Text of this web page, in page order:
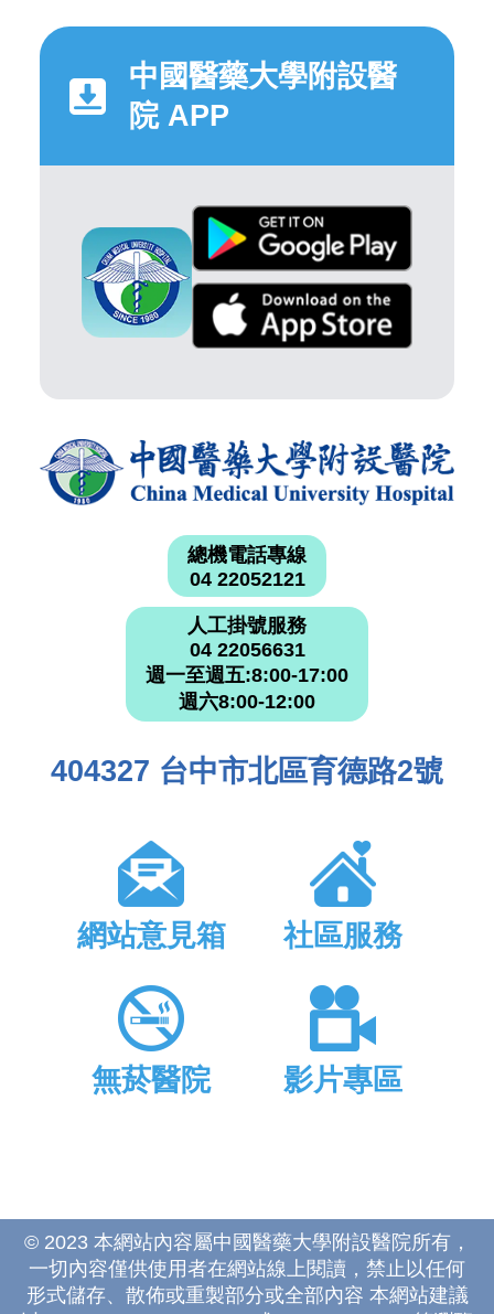
中國醫藥大學附設醫
院 APP
總機電話專線
04 22052121
人工掛號服務
04 22056631
週一至週五:8:00-17:00
週六8:00-12:00
404327 台中市北區育德路2號
網站意見箱 社區服務
無菸醫院 影片專區
© 2023 本網站內容屬中國醫藥大學附設醫院所有，
一切內容僅供使用者在網站線上閱讀，禁止以任何
形式儲存、散佈或重製部分或全部內容 本網站建議